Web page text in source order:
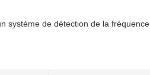
système de détection de la fréquence.